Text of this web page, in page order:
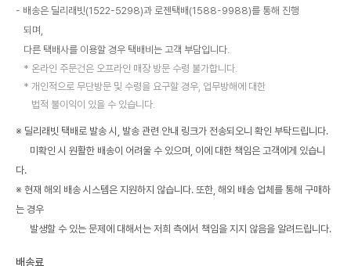
배송은 딜리래빗(1522-5298)과 로젠택배(1588-9988)를 통해 진행
되며,
다른 택배사를 이용할 경우 택배비는 고객 부담입니다.
온라인 주문건은 오프라인 매장 방문 수령 불가합니다.
개인적으로 무단방문 및 수령을 요구할 경우, 업무방해에 대한
법적 불이익이 있을 수 있습니다.
※ 딜리래빗 택배로 발송 시, 발송 관련 안내 링크가 전송되오니 확인 부탁드립니다.
미확인 시 원활한 배송이 어려울 수 있으며, 이에 대한 책임은 고객에게 있습니
다.
※ 현재 해외 배송 시스템은 지원하지 않습니다. 또한, 해외 배송 업체를 통해 구매하
는 경우
발생할 수 있는 문제에 대해서는 저희 측에서 책임을 지지 않음을 알려드립니다.
배송료